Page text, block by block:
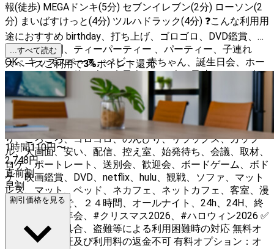
報(徒歩) MEGAドンキ(5分) セブンイレブン(2分) ローソン(2
分) まいばすけっと(4分) ツルハドラック(4分) ❓こんな利用用
途におすすめ birthday、打ち上げ、ゴロゴロ、DVD鑑賞、貸
切、映え空間、ティーパーティー 、パーティー、子連れ
OK、キッズスペース、ベビー 、赤ちゃん、誕生日会、ホー
ムパーティー、飲み会、女子会、ママ会、子連れ、オフ会、
交流会、ミートアップ、推し会、VLIVE、デート、合コン、
撮影、ネイル、施術、コスプレ、オフ会、サプライズ、おし
ゃれ、オシャレ、お洒落、かわいい、可愛い、カワイイ、
SNS、焼肉、鍋、BBQ、タコパ、料理教室、24時間、まった
り、ごろごろ、ゴロゴロ、のんびり、リラックス、カップ
ル、大画面、安い、配信、控え室、始発待ち、会議、取材、
ロケ、ポートレート、送別会、歓迎会、ボードゲーム、ボド
ゲ、映画鑑賞、DVD、netflix、hulu、観戦、ソファ、マット
レス、マット、ベッド、ネカフェ、ネットカフェ、客室、漫
画喫茶、朝まで、２４時間、オールナイト、24h、24H、終
電、深夜、忘年会、#クリスマス2026、#ハロウィン2026 ✅
設備故障、不具合、盗難等による利用困難時の対応 無料オ
プション：保証及び利用料の返金不可 有料オプション：オ
...すべて読む
スペースご利用で3%ポイント還元
1時間110円〜
2,748円
直前割
早割
割引価格を見る